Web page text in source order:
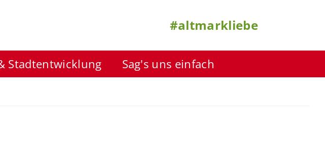
#altmarkliebe
Stadtentwicklung Sag's uns einfach